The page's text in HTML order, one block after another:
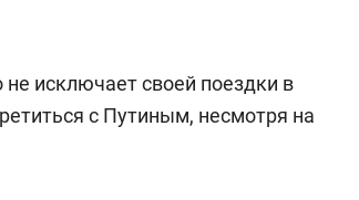
не исключает своей поездки в
с Путиным, несмотря на